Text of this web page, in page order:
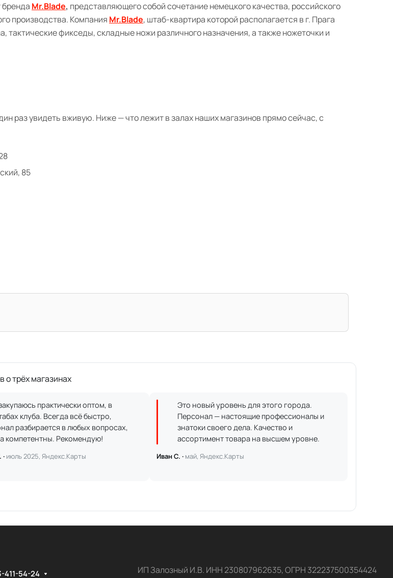
Mr.Blade, представляющего собой сочетание немецкого качества, российского
производства. Компания Mr.Blade, штаб-квартира которой располагается в г. Прага
тактические фикседы, складные ножи различного назначения, а также ножеточки и
раз увидеть вживую. Ниже — что лежит в залах наших магазинов прямо сейчас, с
85
о трёх магазинах
практически оптом, в
клуба. Всегда всё быстро,
разбирается в любых вопросах,
компетентны. Рекомендую!
июль 2025, Яндекс.Карты
Это новый уровень для этого города.
Персонал — настоящие профессионалы и
знатоки своего дела. Качество и
ассортимент товара на высшем уровне.
Иван С. · май, Яндекс.Карты
411-54-24 ИП Залозный И.В. ИНН 230807962635, ОГРН 322237500354424